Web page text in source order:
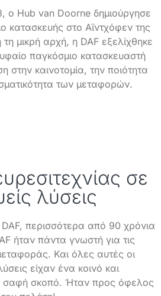
ο Hub van Doorne δημιούργησε
κατασκευής στο Αϊντχόφεν της
μικρή αρχή, η DAF εξελίχθηκε
παγκόσμιο κατασκευαστή
καινοτομία, την ποιότητα
των μεταφορών.
σε
λύσεις
περισσότερα από 90 χρόνια
ήταν πάντα γνωστή για τις
Και όλες αυτές οι
είχαν ένα κοινό και
σαφή σκοπό. Ήταν προς όφελος